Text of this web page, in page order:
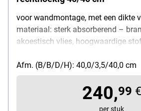
voor wandmontage, met een dikte
materiaal: sterk absorberend –
akoestisch vlies, hoogwaardige
Afm. (B/B/D/H): 40,0/3,5/40,0 cm
240,99 €
per stuk